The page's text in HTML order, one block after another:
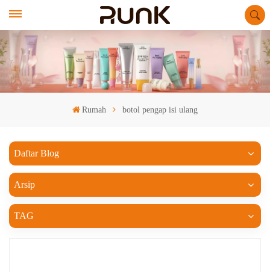
Rumah botol pengap isi ulang
Daftar Blog
Arsip
TAG